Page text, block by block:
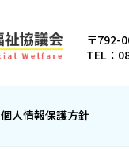
〒792-
TEL：
個人情報保護方針